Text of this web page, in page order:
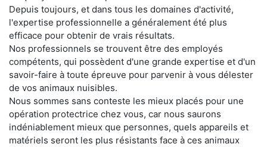
Depuis toujours, et dans tous les domaines d'activité,
l'expertise professionnelle a généralement été plus
efficace pour obtenir de vrais résultats.
Nos professionnels se trouvent être des employés
compétents, qui possèdent d'une grande expertise et d'un
savoir-faire à toute épreuve pour parvenir à vous délester
de vos animaux nuisibles.
Nous sommes sans conteste les mieux placés pour une
opération protectrice chez vous, car nous saurons
indéniablement mieux que personnes, quels appareils et
matériels seront les plus résistants face à ces animaux